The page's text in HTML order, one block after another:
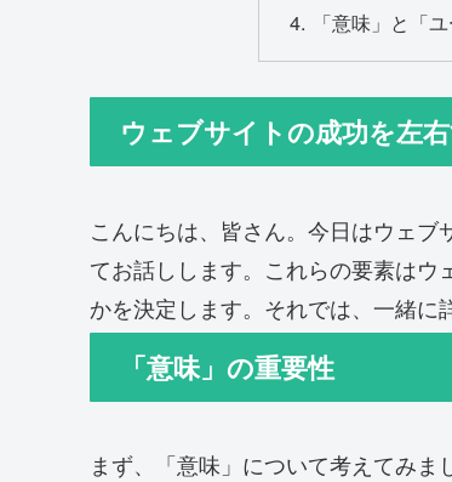
「意味」と「
ウェブサイトの成功を左
こんにちは、皆さん。今日はウェ
てお話しします。これらの要素は
かを決定します。それでは、一緒に
「意味」の重要性
まず、「意味」について考えてみ